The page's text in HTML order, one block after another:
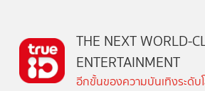
THE NEXT WORLD-
ENTERTAINMENT
อีกขั้นของความบันเทิงระดั